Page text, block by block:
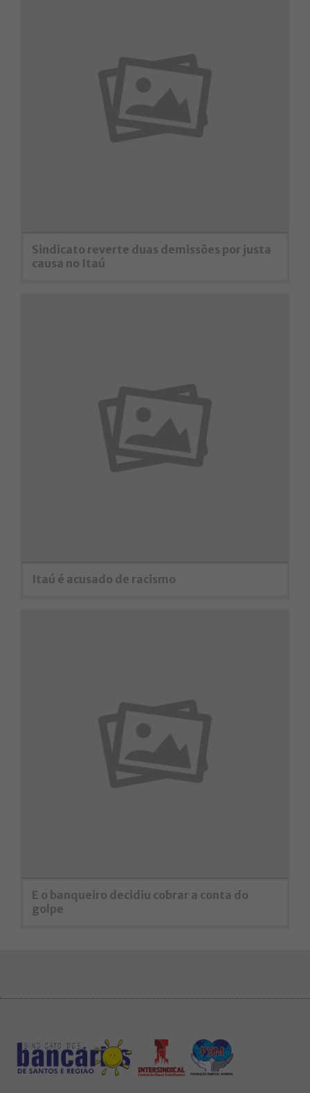
Sindicato reverte duas demissões por justa
causa no Itaú
Itaú é acusado de racismo
E o banqueiro decidiu cobrar a conta do
golpe